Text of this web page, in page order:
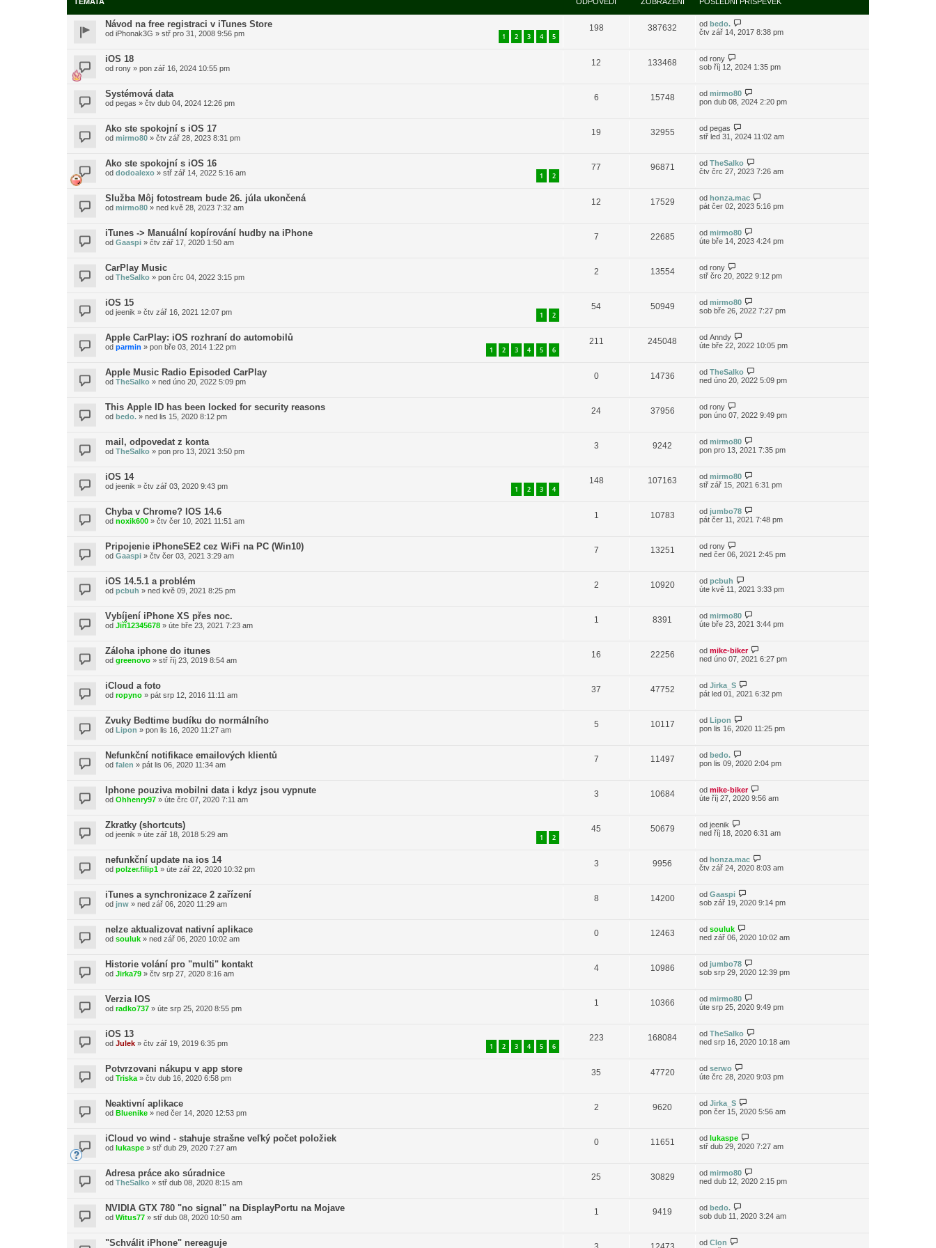
Návod na free registraci v iTunes Store
od iPhonak3G » stř pro 31, 2008 9:56 pm 1 2 3 4 5
198 387632 od bedo.
čtv zář 14, 2017 8:38 pm
iOS 18
od rony » pon zář 16, 2024 10:55 pm
12 133468 od rony
sob říj 12, 2024 1:35 pm
Systémová data
od pegas » čtv dub 04, 2024 12:26 pm
6 15748 od mirmo80
pon dub 08, 2024 2:20 pm
Ako ste spokojní s iOS 17
od mirmo80 » čtv zář 28, 2023 8:31 pm
19 32955 od pegas
stř led 31, 2024 11:02 am
Ako ste spokojní s iOS 16
od dodoalexo » stř zář 14, 2022 5:16 am 1 2
77 96871 od TheSalko
čtv črc 27, 2023 7:26 am
Služba Môj fotostream bude 26. júla ukončená
od mirmo80 » ned kvě 28, 2023 7:32 am
12 17529 od honza.mac
pát čer 02, 2023 5:16 pm
iTunes -> Manuální kopírování hudby na iPhone
od Gaaspi » čtv zář 17, 2020 1:50 am
7 22685 od mirmo80
úte bře 14, 2023 4:24 pm
CarPlay Music
od TheSalko » pon črc 04, 2022 3:15 pm
2 13554 od rony
stř črc 20, 2022 9:12 pm
iOS 15
od jeenik » čtv zář 16, 2021 12:07 pm 1 2
54 50949 od mirmo80
sob bře 26, 2022 7:27 pm
Apple CarPlay: iOS rozhraní do automobilů
od parmin » pon bře 03, 2014 1:22 pm 1 2 3 4 5 6
211 245048 od Anndy
úte bře 22, 2022 10:05 pm
Apple Music Radio Episoded CarPlay
od TheSalko » ned úno 20, 2022 5:09 pm
0 14736 od TheSalko
ned úno 20, 2022 5:09 pm
This Apple ID has been locked for security reasons
od bedo. » ned lis 15, 2020 8:12 pm
24 37956 od rony
pon úno 07, 2022 9:49 pm
mail, odpovedat z konta
od TheSalko » pon pro 13, 2021 3:50 pm
3 9242 od mirmo80
pon pro 13, 2021 7:35 pm
iOS 14
od jeenik » čtv zář 03, 2020 9:43 pm 1 2 3 4
148 107163 od mirmo80
stř zář 15, 2021 6:31 pm
Chyba v Chrome? IOS 14.6
od noxik600 » čtv čer 10, 2021 11:51 am
1 10783 od jumbo78
pát čer 11, 2021 7:48 pm
Pripojenie iPhoneSE2 cez WiFi na PC (Win10)
od Gaaspi » čtv čer 03, 2021 3:29 am
7 13251 od rony
ned čer 06, 2021 2:45 pm
iOS 14.5.1 a problém
od pcbuh » ned kvě 09, 2021 8:25 pm
2 10920 od pcbuh
úte kvě 11, 2021 3:33 pm
Vybíjení iPhone XS přes noc.
od Jiří12345678 » úte bře 23, 2021 7:23 am
1 8391 od mirmo80
úte bře 23, 2021 3:44 pm
Záloha iphone do itunes
od greenovo » stř říj 23, 2019 8:54 am
16 22256 od mike-biker
ned úno 07, 2021 6:27 pm
iCloud a foto
od ropyno » pát srp 12, 2016 11:11 am
37 47752 od Jirka_S
pát led 01, 2021 6:32 pm
Zvuky Bedtime budíku do normálního
od Lipon » pon lis 16, 2020 11:27 am
5 10117 od Lipon
pon lis 16, 2020 11:25 pm
Nefunkční notifikace emailových klientů
od falen » pát lis 06, 2020 11:34 am
7 11497 od bedo.
pon lis 09, 2020 2:04 pm
Iphone pouziva mobilni data i kdyz jsou vypnute
od Ohhenry97 » úte črc 07, 2020 7:11 am
3 10684 od mike-biker
úte říj 27, 2020 9:56 am
Zkratky (shortcuts)
od jeenik » úte zář 18, 2018 5:29 am 1 2
45 50679 od jeenik
ned říj 18, 2020 6:31 am
nefunkční update na ios 14
od polzer.filip1 » úte zář 22, 2020 10:32 pm
3 9956 od honza.mac
čtv zář 24, 2020 8:03 am
iTunes a synchronizace 2 zařízení
od jnw » ned zář 06, 2020 11:29 am
8 14200 od Gaaspi
sob zář 19, 2020 9:14 pm
nelze aktualizovat nativní aplikace
od souluk » ned zář 06, 2020 10:02 am
0 12463 od souluk
ned zář 06, 2020 10:02 am
Historie volání pro "multi" kontakt
od Jirka79 » čtv srp 27, 2020 8:16 am
4 10986 od jumbo78
sob srp 29, 2020 12:39 pm
Verzia IOS
od radko737 » úte srp 25, 2020 8:55 pm
1 10366 od mirmo80
úte srp 25, 2020 9:49 pm
iOS 13
od Julek » čtv zář 19, 2019 6:35 pm 1 2 3 4 5 6
223 168084 od TheSalko
ned srp 16, 2020 10:18 am
Potvrzovani nákupu v app store
od Triska » čtv dub 16, 2020 6:58 pm
35 47720 od serwo
úte črc 28, 2020 9:03 pm
Neaktivní aplikace
od Bluenike » ned čer 14, 2020 12:53 pm
2 9620 od Jirka_S
pon čer 15, 2020 5:56 am
iCloud vo wind - stahuje strašne veľký počet položiek
od lukaspe » stř dub 29, 2020 7:27 am
0 11651 od lukaspe
stř dub 29, 2020 7:27 am
Adresa práce ako súradnice
od TheSalko » stř dub 08, 2020 8:15 am
25 30829 od mirmo80
ned dub 12, 2020 2:15 pm
NVIDIA GTX 780 "no signal" na DisplayPortu na Mojave
od Witus77 » stř dub 08, 2020 10:50 am
1 9419 od bedo.
sob dub 11, 2020 3:24 am
"Schválit iPhone" nereaguje od Clon